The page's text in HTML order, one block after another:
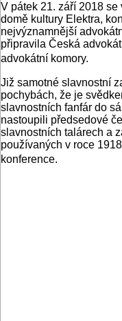
V pátek 21. září 2018
domě kultury Elektra,
nejvýznamnější
připravila Česká
advokátní komory.
Již samotné slavnostní
pochybách, že je
slavnostních fanfár do
nastoupili předsedové
slavnostních talárech a
používaných v roce
konference.